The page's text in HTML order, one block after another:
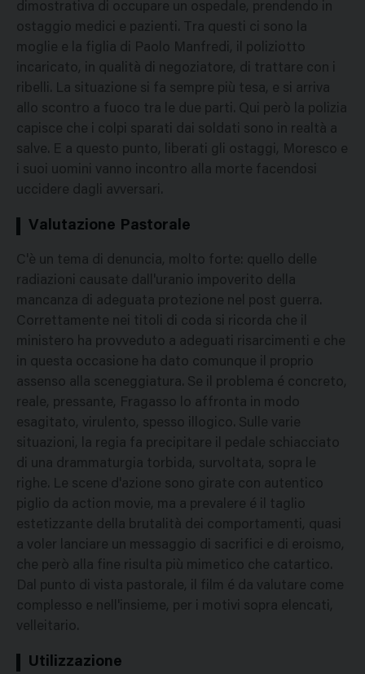
dimostrativa di occupare un ospedale, prendendo in
ostaggio medici e pazienti. Tra questi ci sono la
moglie e la figlia di Paolo Manfredi, il poliziotto
incaricato, in qualità di negoziatore, di trattare con i
ribelli. La situazione si fa sempre più tesa, e si arriva
allo scontro a fuoco tra le due parti. Qui però la polizia
capisce che i colpi sparati dai soldati sono in realtà a
salve. E a questo punto, liberati gli ostaggi, Moresco e
i suoi uomini vanno incontro alla morte facendosi
uccidere dagli avversari.
Valutazione Pastorale
C'è un tema di denuncia, molto forte: quello delle
radiazioni causate dall'uranio impoverito della
mancanza di adeguata protezione nel post guerra.
Correttamente nei titoli di coda si ricorda che il
ministero ha provveduto a adeguati risarcimenti e che
in questa occasione ha dato comunque il proprio
assenso alla sceneggiatura. Se il problema é concreto,
reale, pressante, Fragasso lo affronta in modo
esagitato, virulento, spesso illogico. Sulle varie
situazioni, la regia fa precipitare il pedale schiacciato
di una drammaturgia torbida, survoltata, sopra le
righe. Le scene d'azione sono girate con autentico
piglio da action movie, ma a prevalere é il taglio
estetizzante della brutalità dei comportamenti, quasi
a voler lanciare un messaggio di sacrifici e di eroismo,
che però alla fine risulta più mimetico che catartico.
Dal punto di vista pastorale, il film é da valutare come
complesso e nell'insieme, per i motivi sopra elencati,
velleitario.
Utilizzazione